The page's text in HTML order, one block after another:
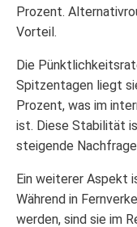
Prozent.
Vorteil.
Die
Spitzentagen liegt
Prozent, was im
ist. Diese Stabilität
steigende
Ein weiterer Aspekt
Während in
werden, sind sie im